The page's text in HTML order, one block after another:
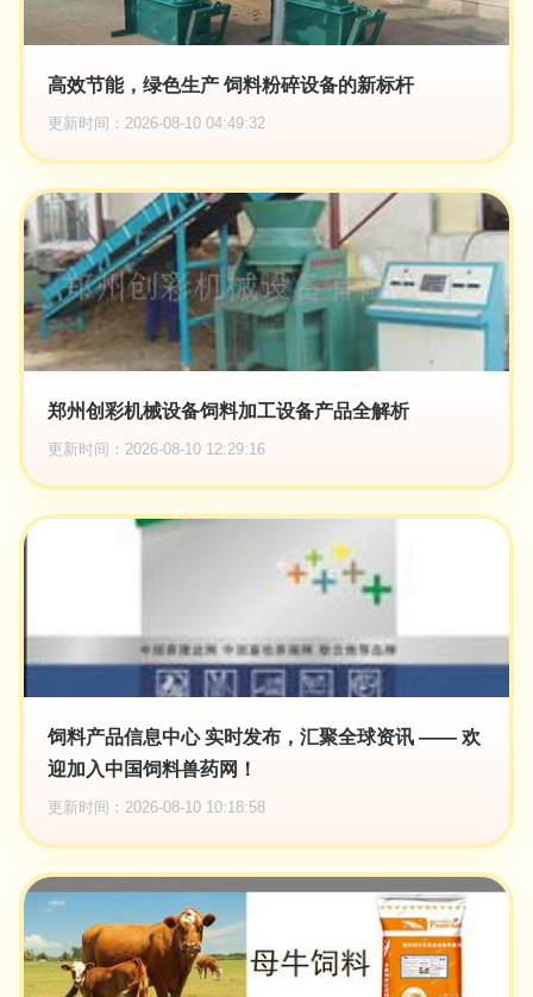
高效节能，绿色生产 饲料粉碎设备的新标杆
更新时间：2026-08-10 04:49:32
郑州创彩机械设备饲料加工设备产品全解析
更新时间：2026-08-10 12:29:16
饲料产品信息中心 实时发布，汇聚全球资讯 —— 欢
迎加入中国饲料兽药网！
更新时间：2026-08-10 10:18:58